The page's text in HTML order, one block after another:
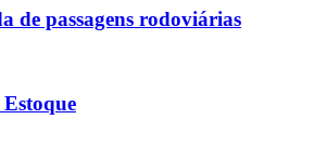
de passagens rodoviárias